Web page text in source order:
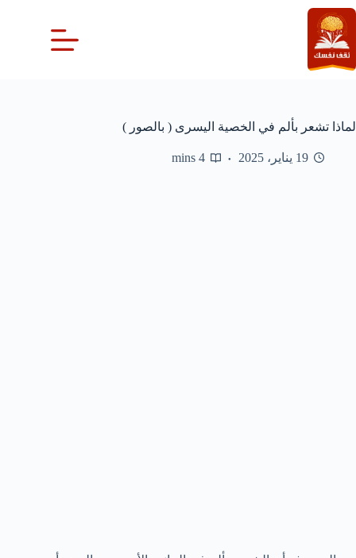
التجاوز
إلى
المحتوى
لماذا تشعر بألم في الخصية اليسرى ( بالصور )
19 يناير، 2025 4 mins